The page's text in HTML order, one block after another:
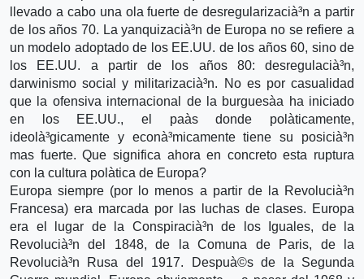
llevado a cabo una ola fuerte de desregularizacià³n a partir
de los años 70. La yanquizacià³n de Europa no se refiere a
un modelo adoptado de los EE.UU. de los años 60, sino de
los EE.UU. a partir de los años 80: desregulacià³n,
darwinismo social y militarizacià³n. No es por casualidad
que la ofensiva internacional de la burguesà­a ha iniciado
en los EE.UU., el paà­s donde polà­ticamente,
ideolà³gicamente y econà³micamente tiene su posicià³n
mas fuerte. Que significa ahora en concreto esta ruptura
con la cultura polà­tica de Europa?
Europa siempre (por lo menos a partir de la Revolucià³n
Francesa) era marcada por las luchas de clases. Europa
era el lugar de la Conspiracià³n de los Iguales, de la
Revolucià³n del 1848, de la Comuna de Paris, de la
Revolucià³n Rusa del 1917. Despuà©s de la Segunda